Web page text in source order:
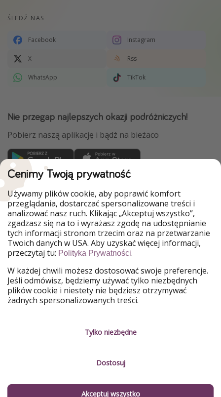
ŚLEDŹ NAS
Facebook Instagram
X Rss
WhatsApp TikTok
Nie przegap najlepszych okazji podróżniczych!
Pobierz naszą aplikację i bądź na bieżaco
WakacyjniPiraci są częścią Grupy HolidayPirates
Nasze rynki
PiratinViaggio
HolidayPirates
VakantiePiraten
VoyagesPirates
Ferienpiraten
Urlaubspiraten
Urlaubspiraten
ViajerosPiratas
TravelPirates
Nasza grupa
HolidayPirates Group
Poznaj nas!
Zrównoważony rozwój
Informacje prawne
O firmie
Zarządzanie usługami
Cenimy Twoją prywatność
Używamy plików cookie, aby poprawić komfort
przeglądania, dostarczać spersonalizowane treści i
analizować nasz ruch. Klikając „Akceptuj wszystko”,
zgadzasz się na to i wyrażasz zgodę na udostępnianie
tych informacji stronom trzecim oraz na przetwarzanie
Twoich danych w USA. Aby uzyskać więcej informacji,
przeczytaj tu: Polityka Prywatności.
W każdej chwili możesz dostosować swoje preferencje.
Jeśli odmówisz, będziemy używać tylko niezbędnych
plików cookie i niestety nie będziesz otrzymywać
żadnych spersonalizowanych treści.
Tylko niezbędne
Dostosuj
Akceptuj wszystko